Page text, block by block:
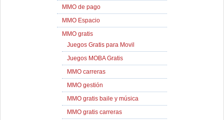
MMO de pago
MMO Espacio
MMO gratis
Juegos Gratis para Movil
Juegos MOBA Gratis
MMO carreras
MMO gestión
MMO gratis baile y música
MMO gratis carreras